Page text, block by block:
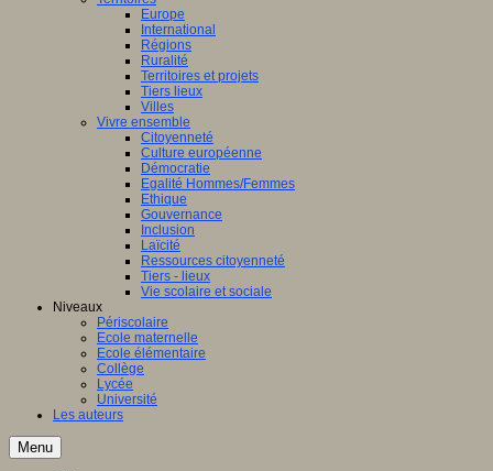
Europe
International
Régions
Ruralité
Territoires et projets
Tiers lieux
Villes
Vivre ensemble
Citoyenneté
Culture européenne
Démocratie
Egalité Hommes/Femmes
Ethique
Gouvernance
Inclusion
Laïcité
Ressources citoyenneté
Tiers - lieux
Vie scolaire et sociale
Niveaux
Périscolaire
Ecole maternelle
Ecole élémentaire
Collège
Lycée
Université
Les auteurs
Menu